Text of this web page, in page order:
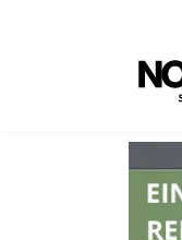
sur